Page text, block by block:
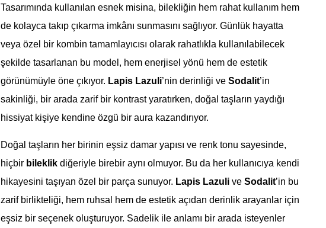
Tasarımında kullanılan esnek misina, bilekliğin hem rahat kullanım hem
de kolayca takıp çıkarma imkânı sunmasını sağlıyor. Günlük hayatta
veya özel bir kombin tamamlayıcısı olarak rahatlıkla kullanılabilecek
şekilde tasarlanan bu model, hem enerjisel yönü hem de estetik
görünümüyle öne çıkıyor. Lapis Lazuli’nin derinliği ve Sodalit’in
sakinliği, bir arada zarif bir kontrast yaratırken, doğal taşların yaydığı
hissiyat kişiye kendine özgü bir aura kazandırıyor.
Doğal taşların her birinin eşsiz damar yapısı ve renk tonu sayesinde,
hiçbir bileklik diğeriyle birebir aynı olmuyor. Bu da her kullanıcıya kendi
hikayesini taşıyan özel bir parça sunuyor. Lapis Lazulive Sodalit’in bu
zarif birlikteliği, hem ruhsal hem de estetik açıdan derinlik arayanlar için
eşsiz bir seçenek oluşturuyor. Sadelik ile anlamı bir arada isteyenler